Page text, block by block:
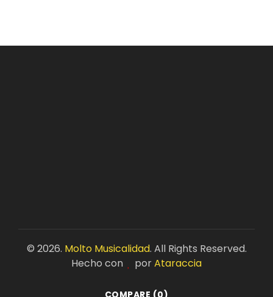
© 2026. Molto Musicalidad. All Rights Reserved.
Hecho con
porAtaraccia
COMPARE (0)